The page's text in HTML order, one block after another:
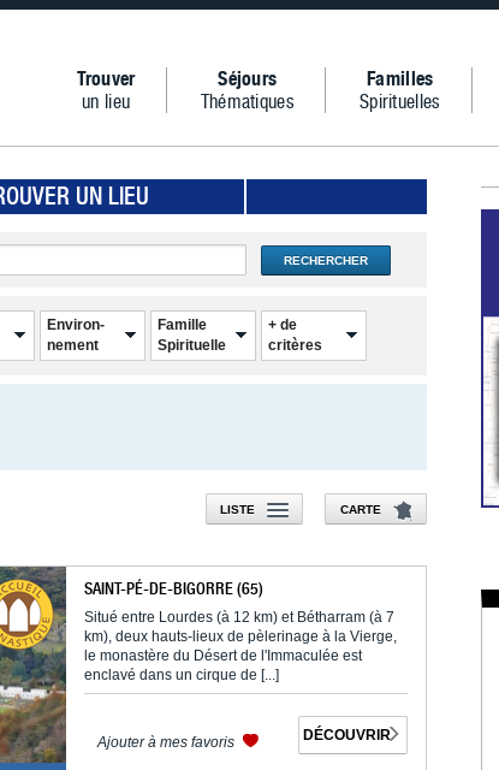
Trouver
un lieu
Séjours
Thématiques
Familles
Spirituelles
UN LIEU
RECHERCHER
Environ-
nement
Famille
Spirituelle
+ de
critères
LISTE CARTE
SAINT-PÉ-DE-BIGORRE (65)
Situé entre Lourdes (à 12 km) et Bétharram (à 7
km), deux hauts-lieux de pèlerinage à la Vierge,
le monastère du Désert de l'Immaculée est
enclavé dans un cirque de [...]
Ajouter à mes favoris DÉCOUVRIR